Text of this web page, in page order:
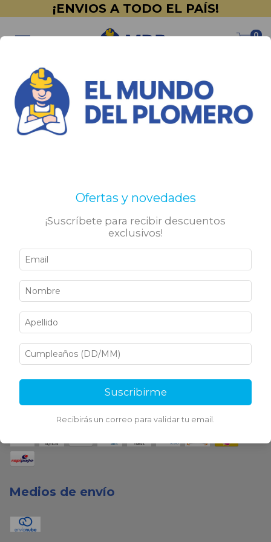
¡ENVIOS A TODO EL PAÍS!
0
Inicio > Sanitarios > Mingitorios
No tenemos resultados para tu búsqueda. Por favor,
intentá con otros filtros.
Sigamos conectados
Medios de pago
Medios de envío
Ofertas y novedades
¡Suscríbete para recibir descuentos
exclusivos!
Suscribirme
Recibirás un correo para validar tu email.